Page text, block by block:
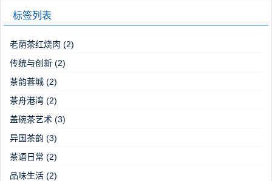
标签列表
老荫茶红烧肉 (2)
传统与创新 (2)
茶韵蓉城 (2)
茶舟港湾 (2)
盖碗茶艺术 (3)
异国茶韵 (3)
茶语日常 (2)
品味生活 (2)